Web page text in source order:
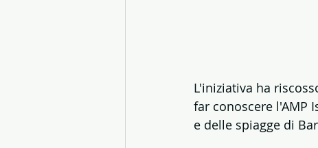
L'iniziativa ha
far conoscere l'AMP
e delle spiagge di